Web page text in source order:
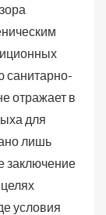
санитарно-
отражает в
для
лишь
заключение
условия